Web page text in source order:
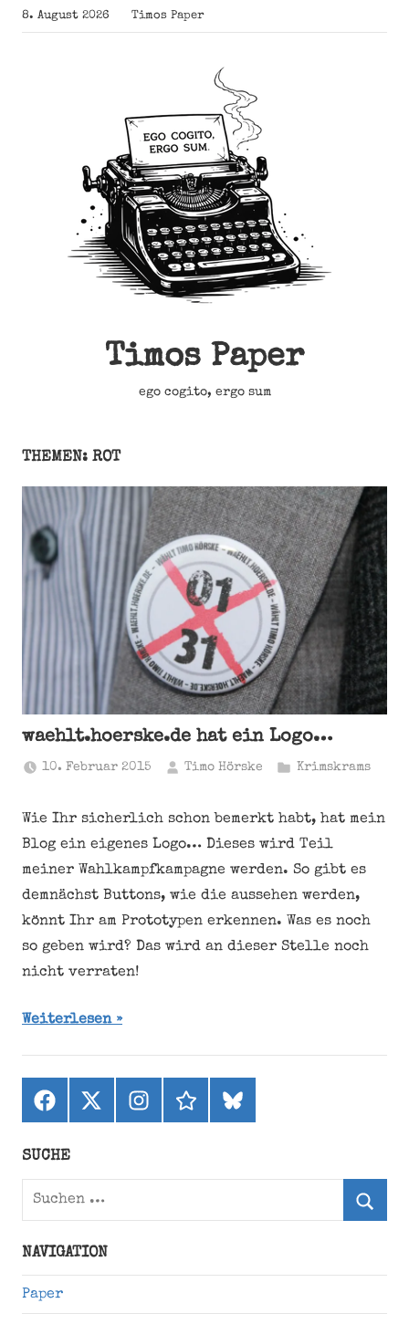
Zum
Inhalt
8. August 2026 Timos Paper
Timos Paper
ego cogito, ergo sum
THEMEN: ROT
waehlt.hoerske.de hat ein Logo…
10. Februar 2015 Timo Hörske Krimskrams
Wie Ihr sicherlich schon bemerkt habt, hat mein
Blog ein eigenes Logo… Dieses wird Teil
meiner Wahlkampfkampagne werden. So gibt es
demnächst Buttons, wie die aussehen werden,
könnt Ihr am Prototypen erkennen. Was es noch
so geben wird? Das wird an dieser Stelle noch
nicht verraten!
Weiterlesen
Facebook
X
(ehemals
Instagramthreadsbluesky
SUCHE
Suchen
NAVIGATION
Paper